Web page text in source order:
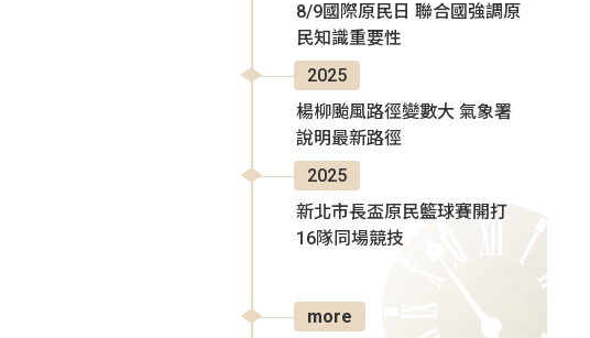
8/9國際原民日 聯合國強調原
民知識重要性
2025
楊柳颱風路徑變數大 氣象署
說明最新路徑
2025
新北市長盃原民籃球賽開打
16隊同場競技
more